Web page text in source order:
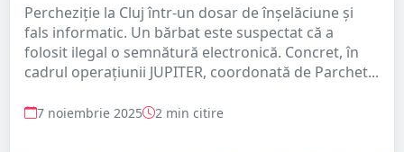
Percheziție la Cluj într-un dosar de înșelăciune și
fals informatic. Un bărbat este suspectat că a
folosit ilegal o semnătură electronică. Concret, în
cadrul operațiunii JUPITER, coordonată de Parchet...
7 noiembrie 2025 2 min citire